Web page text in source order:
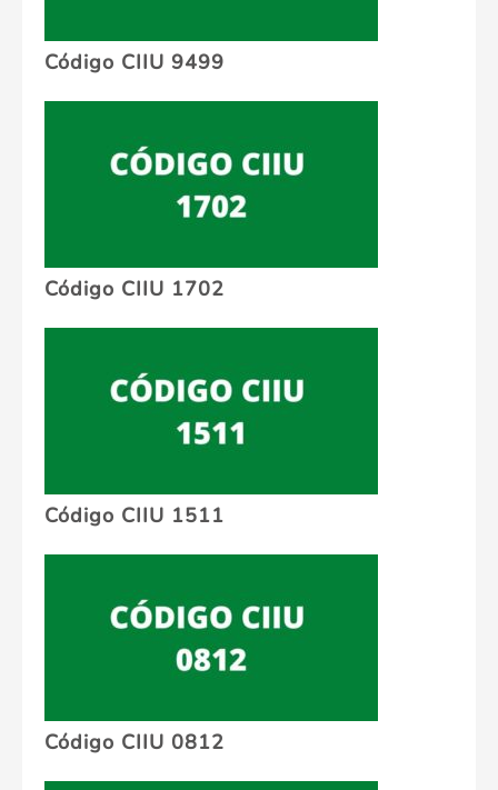
Código CIIU 9499
Código CIIU 1702
Código CIIU 1511
Código CIIU 0812